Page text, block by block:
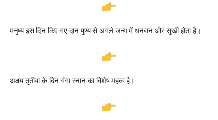
मनुष्य इस दिन किए गए दान पुण्य से अगले जन्म में धनवान और सुखी होता है।
अक्षय तृतीया के दिन गंगा स्नान का विशेष महत्व है।